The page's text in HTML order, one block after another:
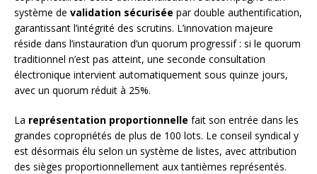
système de validation sécurisée par double authentification,
garantissant l’intégrité des scrutins. L’innovation majeure
réside dans l’instauration d’un quorum progressif : si le quorum
traditionnel n’est pas atteint, une seconde consultation
électronique intervient automatiquement sous quinze jours,
avec un quorum réduit à 25%.
La représentation proportionnelle fait son entrée dans les
grandes copropriétés de plus de 100 lots. Le conseil syndical y
est désormais élu selon un système de listes, avec attribution
des sièges proportionnellement aux tantièmes représentés.